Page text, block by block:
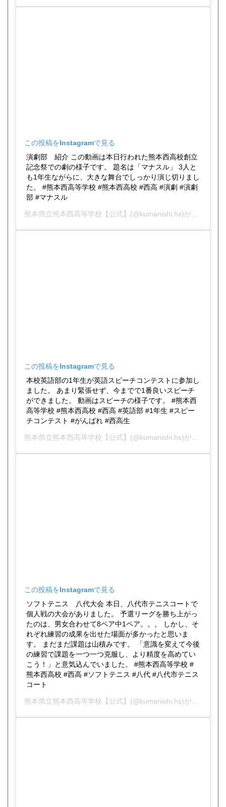
この投稿をInstagramで見る
演劇部 紹介 この動画は本日行われた熊本西高校創立
記念祭での劇の様子です。 題名は「マナスル」 3人と
も1年生ながらに、大きな舞台でしっかり演じ切りまし
た。 #熊本西高等学校 #熊本西高校 #西高 #演劇 #演劇
部 #マナスル
熊本県立熊本西高等学校【公式】 (@kumanishi.hs)がシェアした投稿 -
この投稿をInstagramで見る
本校英語部の1年生が英語スピーチコンテストに参加し
ました。 あまり緊張せず、今までで1番良いスピーチ
ができました。 動画はスピーチの様子です。 #熊本西
高等学校 #熊本西高校 #西高 #英語部 #1年生 #スピー
チコンテスト #がんばれ #西高生
熊本県立熊本西高等学校【公式】 (@kumanishi.hs)がシェアした投稿 -
この投稿をInstagramで見る
ソフトテニス 八代大会 本日、八代市テニスコートで
個人戦の大会がありました。 予選リーグを勝ち上がっ
たのは、男女合わせて8ペア中1ペア。。。 しかし、そ
れぞれ練習の成果を出せた場面が多かったと思いま
す。 まだまだ課題は山積みです。 「意識を変えて今後
の練習で課題を一つ一つ克服し、より精度を高めてい
こう！」と意気込んでいました。 #熊本西高等学校 #
熊本西高校 #西高 #ソフトテニス #八代 #八代市テニス
コート
熊本県立熊本西高等学校【公式】 (@kumanishi.hs)がシェアした投稿 -